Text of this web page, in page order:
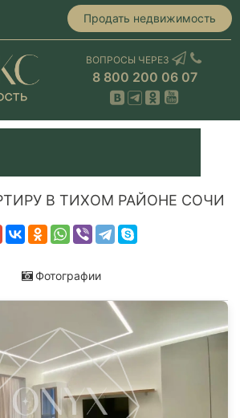
Продать недвижимость
ВОПРОСЫ ЧЕРЕЗ
8 800 200 06 07
В ТИХОМ РАЙОНЕ СОЧИ
Фотографии